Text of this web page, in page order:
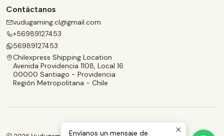
Contáctanos
vudugaming.cl@gmail.com
+56989127453
56989127453
Chilexpress Shipping Location
Avenida Providencia 1108, Local 16
00000 Santiago - Providencia
Región Metropolitana - Chile
Envíanos un mensaje de